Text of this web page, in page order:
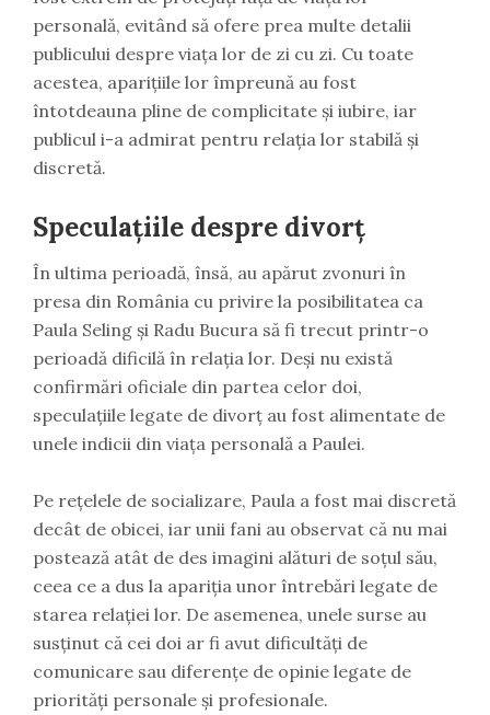
personală, evitând să ofere prea multe detalii
publicului despre viața lor de zi cu zi. Cu toate
acestea, aparițiile lor împreună au fost
întotdeauna pline de complicitate și iubire, iar
publicul i-a admirat pentru relația lor stabilă și
discretă.
Speculațiile despre divorț
În ultima perioadă, însă, au apărut zvonuri în
presa din România cu privire la posibilitatea ca
Paula Seling și Radu Bucura să fi trecut printr-o
perioadă dificilă în relația lor. Deși nu există
confirmări oficiale din partea celor doi,
speculațiile legate de divorț au fost alimentate de
unele indicii din viața personală a Paulei.
Pe rețelele de socializare, Paula a fost mai discretă
decât de obicei, iar unii fani au observat că nu mai
postează atât de des imagini alături de soțul său,
ceea ce a dus la apariția unor întrebări legate de
starea relației lor. De asemenea, unele surse au
susținut că cei doi ar fi avut dificultăți de
comunicare sau diferențe de opinie legate de
priorități personale și profesionale.